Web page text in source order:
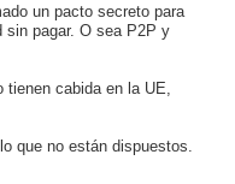
un pacto secreto para
sin pagar. O sea P2P y
cabida en la UE,
que no están dispuestos.